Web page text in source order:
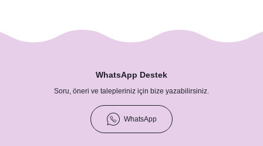
Soft Sonbahar Konsept Çiçekli İsimli Peçete
8,75 TL
Soft Sonbahar Konsept Peçete
WhatsApp Destek
Soru, öneri ve talepleriniz için bize yazabilirsiniz.
WhatsApp